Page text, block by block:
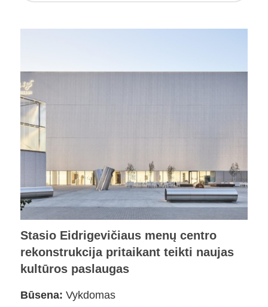
Stasio Eidrigevičiaus menų centro
rekonstrukcija pritaikant teikti naujas
kultūros paslaugas
Būsena: Vykdomas